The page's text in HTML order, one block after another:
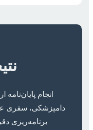
انجام
دامپزشکی، سفری
برنامه‌ریزی